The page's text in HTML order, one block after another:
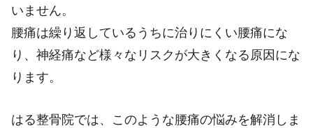
いません。
腰痛は繰り返しているうちに治りにくい腰痛にな
り、神経痛など様々なリスクが大きくなる原因にな
ります。
はる整骨院では、このような腰痛の悩みを解消しま